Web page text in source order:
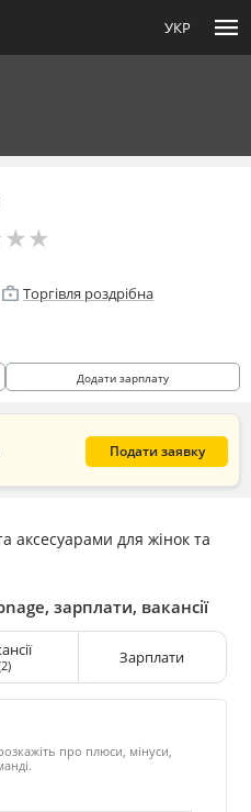
УКР menu
★
★★
★
enterprise Торгівля роздрібна
Додати зарплату
Подати заявку
аксесуарами для жінок та
зарплати, вакансії
Зарплати
про плюси, мінуси,